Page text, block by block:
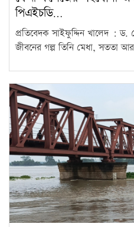
14
পিএইচডি…
প্রতিবেদক সাইফুদ্দিন খালেদ : ড.
জীবনের গল্প তিনি মেধা, সততা